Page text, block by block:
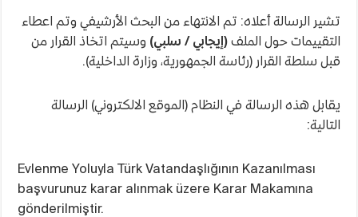
تشير الرسالة أعلاه: تم الانتهاء من البحث الأرشيفي وتم اعطاء
التقييمات حول الملف (إيجابي / سلبي)وسيتم اتخاذ القرار من
قبل سلطة القرار (رئاسة الجمهورية، وزارة الداخلية).
يقابل هذه الرسالة في النظام (الموقع الالكتروني) الرسالة
التالية:
Evlenme Yoluyla Türk Vatandaşlığının Kazanılması
başvurunuz karar alınmak üzere Karar Makamına
gönderilmiştir.